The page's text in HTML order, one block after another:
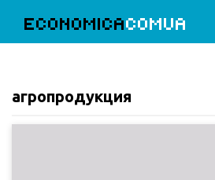
ECONOMICACOMUA
агропродукция